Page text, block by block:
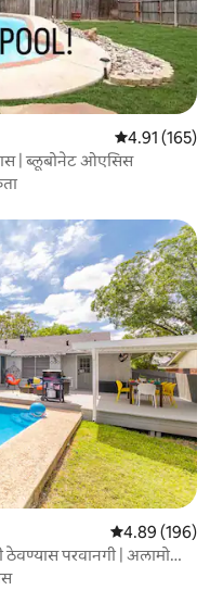
5 पैकी 4.91
4.91 (165)
| ब्लूबोनेट ओएसिस
5 पैकी 4.89
4.89 (196)
परवानगी | अलामो